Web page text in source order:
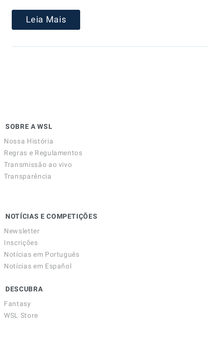
Leia Mais
SOBRE A WSL
Nossa História
Regras e Regulamentos
Transmissão ao vivo
Transparência
NOTÍCIAS E COMPETIÇÕES
Newsletter
Inscrições
Notícias em Português
Notícias em Español
DESCUBRA
Fantasy
WSL Store